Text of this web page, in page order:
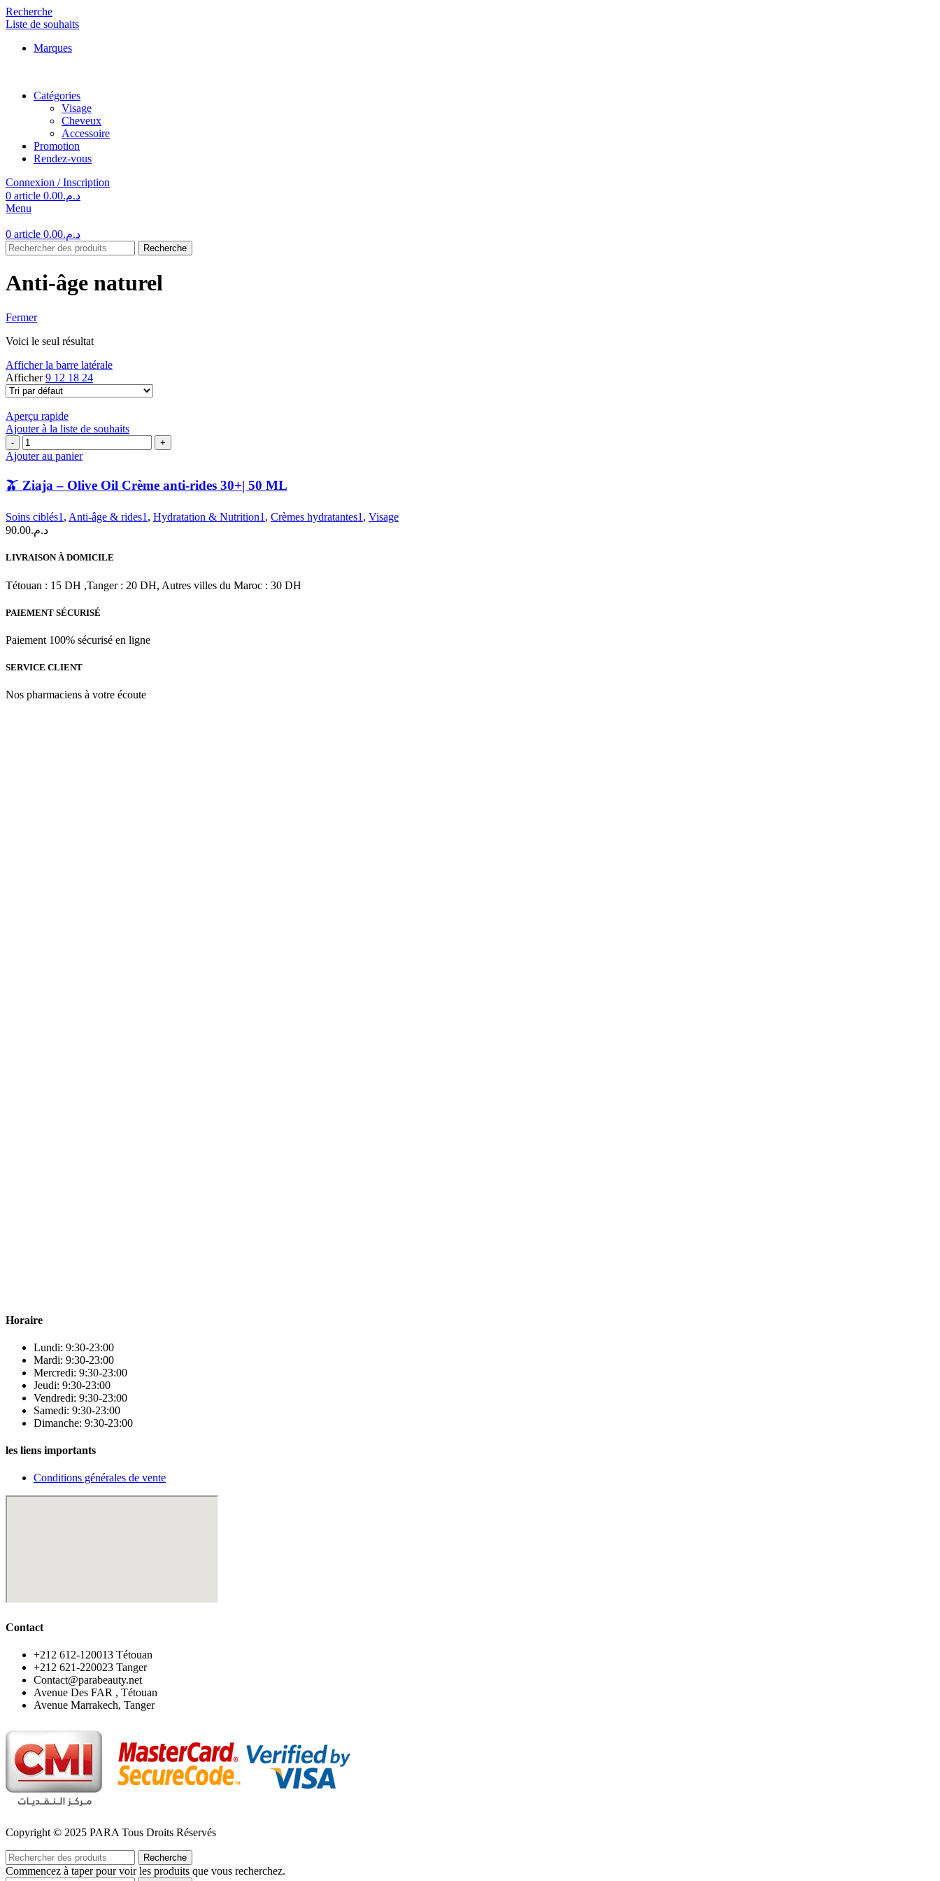
Recherche
Liste de souhaits
Marques
Catégories
Visage
Cheveux
Accessoire
Promotion
Rendez-vous
Connexion / Inscription
0 article د.م.0.00
Menu
0 article د.م.0.00
Recherche
Anti-âge naturel
Fermer
Voici le seul résultat
Afficher la barre latérale
Afficher9 12 18 24
Aperçu rapide
Ajouter à la liste de souhaits
quantité
de
Ziaja
Oil
Crème
rides
50
Ajouter au panier
🫒 Ziaja – Olive Oil Crème anti-rides 30+| 50 ML
Soins ciblés1 , Anti-âge & rides1 , Hydratation & Nutrition1 , Crèmes hydratantes1 , Visage
د.م.90.00
LIVRAISON À DOMICILE
Tétouan : 15 DH ,Tanger : 20 DH, Autres villes du Maroc : 30 DH
PAIEMENT SÉCURISÉ
Paiement 100% sécurisé en ligne
SERVICE CLIENT
Nos pharmaciens à votre écoute
Horaire
Lundi: 9:30-23:00
Mardi: 9:30-23:00
Mercredi: 9:30-23:00
Jeudi: 9:30-23:00
Vendredi: 9:30-23:00
Samedi: 9:30-23:00
Dimanche: 9:30-23:00
les liens importants
Conditions générales de vente
Contact
‪+212 612-120013 Tétouan
‪+212 621-220023 Tanger
Contact@parabeauty.net
Avenue Des FAR , Tétouan
Avenue Marrakech, Tanger
Copyright © 2025 PARA Tous Droits Réservés
Recherche
Commencez à taper pour voir les produits que vous recherchez.